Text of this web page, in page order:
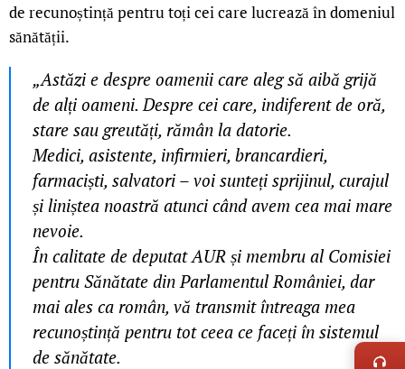
de recunoștință pentru toți cei care lucrează în domeniul
sănătății.
„Astăzi e despre oamenii care aleg să aibă grijă
de alți oameni. Despre cei care, indiferent de oră,
stare sau greutăți, rămân la datorie.
Medici, asistente, infirmieri, brancardieri,
farmaciști, salvatori – voi sunteți sprijinul, curajul
și liniștea noastră atunci când avem cea mai mare
nevoie.
În calitate de deputat AUR și membru al Comisiei
pentru Sănătate din Parlamentul României, dar
mai ales ca român, vă transmit întreaga mea
recunoștință pentru tot ceea ce faceți în sistemul
de sănătate.